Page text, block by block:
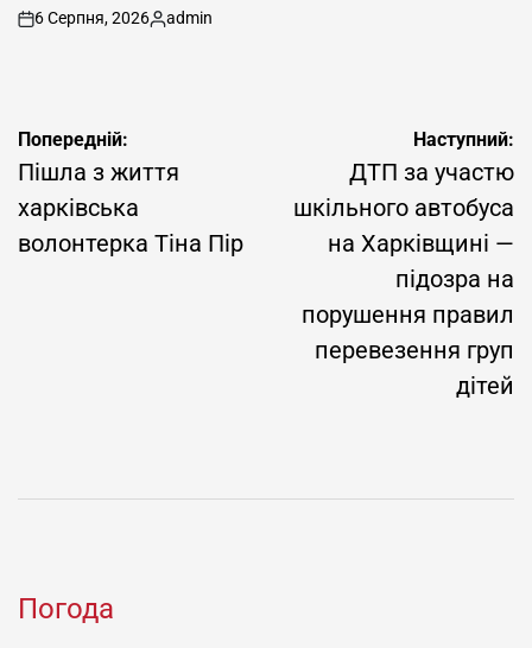
on
6 Серпня, 2026
Опубліковано
admin
Навігація
записів
Попередній:
Пішла з життя
харківська
волонтерка Тіна Пір
Наступний:
ДТП за участю
шкільного автобуса
на Харківщині —
підозра на
порушення правил
перевезення груп
дітей
Погода